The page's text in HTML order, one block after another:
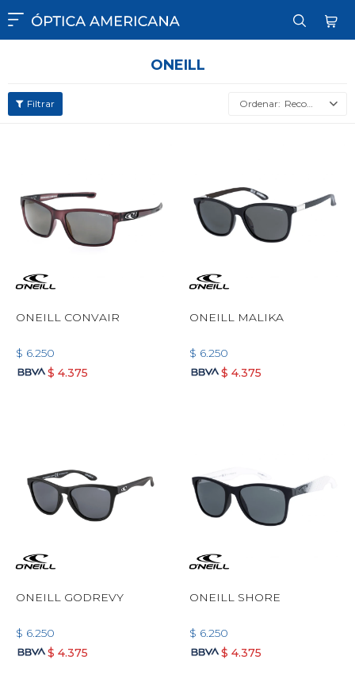

ONEILL
Recomendados
ONEILL CONVAIR
$ 6.250
$ 4.375
ONEILL MALIKA
$ 6.250
$ 4.375
ONEILL GODREVY
$ 6.250
$ 4.375
ONEILL SHORE
$ 6.250
$ 4.375